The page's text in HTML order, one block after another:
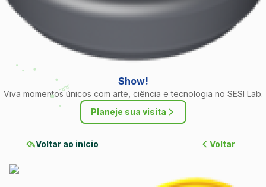
Show!
Viva momentos únicos com arte, ciência e tecnologia no SESI Lab.
Planeje sua visita
Voltar ao início Voltar